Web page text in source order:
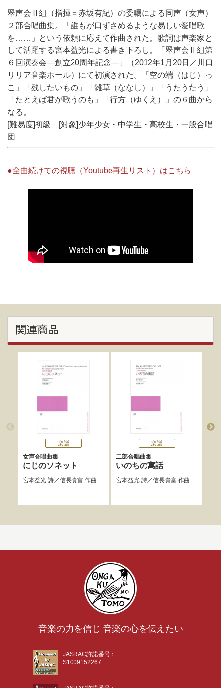
翠声会Ⅱ組（指揮＝赤坂有紀）の委嘱による同声（女声）
２部合唱曲集。「誰もが口ずさめるような易しい愛唱歌
を……」という依頼に応えて作曲された。歌詞は声楽家と
して活躍する宮本益光による書き下ろし。「翠声会Ⅱ組第
６回演奏会―創立20周年記念―」（2012年1月20日／川口
リリア音楽ホール）にて初演された。「空の端（はじ）っ
こ」「残したいもの」「雑草（ななし）」「うたうたう」
「たとえば君が歌うのも」「行方（ゆくえ）」の６曲から
なる。
[難易度]初級 [対象]少年少女・中学生・高校生・一般合唱
団
●全曲続けての視聴（Youtube再生リスト）はこちら
関連商品
楽譜
女声合唱曲集
にじのソネット
宮本益光詩／信長貴富 作曲
楽譜
二部合唱曲集
いのちの寓話
宮本益光詩／信長貴富 作曲
音楽の力を信じ 音楽の心を伝えたい
JASRAC許諾番号：
S1009152267